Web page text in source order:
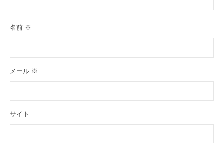
名前 ※
メール ※
サイト